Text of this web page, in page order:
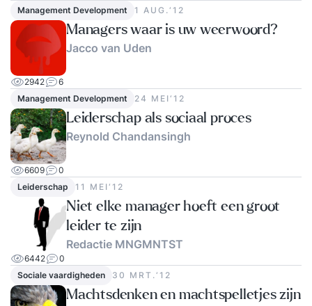
Management Development
1 AUG.‘12
Managers waar is uw weerwoord?
Jacco van Uden
2942
6
Management Development
24 MEI‘12
Leiderschap als sociaal proces
Reynold Chandansingh
6609
0
Leiderschap
11 MEI‘12
Niet elke manager hoeft een groot
leider te zijn
Redactie MNGMNTST
6442
0
Sociale vaardigheden
30 MRT.‘12
Machtsdenken en machtspelletjes zijn